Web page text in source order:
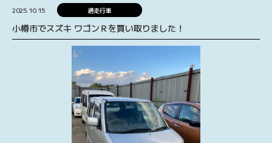
2025.10.15 過走行車
小樽市でスズキ ワゴンＲを買い取りました！